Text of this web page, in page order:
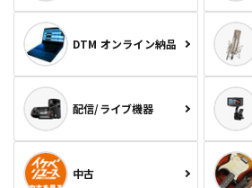
DTM オンライン納品
配信/ライブ機器
中古